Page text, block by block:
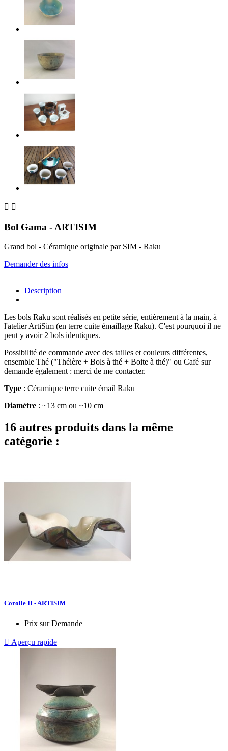
 
Bol Gama - ARTISIM
Grand bol - Céramique originale par SIM - Raku
Demander des infos
Description
Les bols Raku sont réalisés en petite série, entièrement à la main, à
l'atelier ArtiSim (en terre cuite émaillage Raku). C'est pourquoi il ne
peut y avoir 2 bols identiques.
Possibilité de commande avec des tailles et couleurs différentes,
ensemble Thé ("Théière + Bols à thé + Boite à thé)" ou Café sur
demande également : merci de me contacter.
Type : Céramique terre cuite émail Raku
Diamètre : ~13 cm ou ~10 cm
16 autres produits dans la même
catégorie :
Corolle II - ARTISIM
Prix sur Demande
 Aperçu rapide